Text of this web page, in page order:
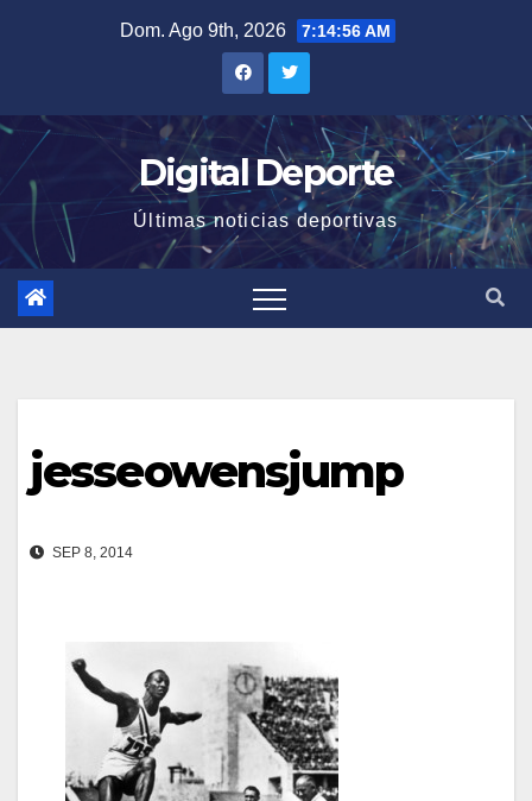
Dom. Ago 9th, 2026 7:14:57 AM
Digital Deporte
Últimas noticias deportivas
jesseowensjump
SEP 8, 2014